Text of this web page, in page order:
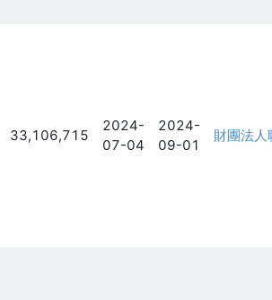
33,106,715
2024-
07-04
2024-
09-01
財團法人